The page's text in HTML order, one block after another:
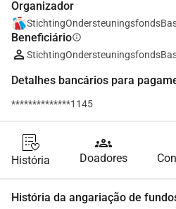
Organizador
Beneficiárioinfo
Detalhes bancários para
**************1145
História
groups
Doadores
História da angariação de